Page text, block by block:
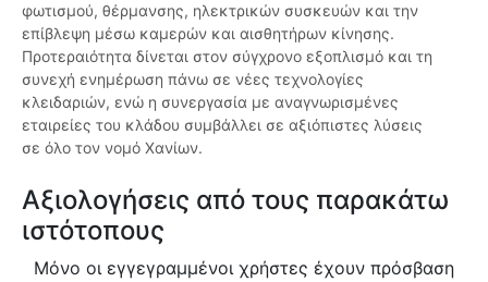
φωτισμού, θέρμανσης, ηλεκτρικών συσκευών και την
επίβλεψη μέσω καμερών και αισθητήρων κίνησης.
Προτεραιότητα δίνεται στον σύγχρονο εξοπλισμό και τη
συνεχή ενημέρωση πάνω σε νέες τεχνολογίες
κλειδαριών, ενώ η συνεργασία με αναγνωρισμένες
εταιρείες του κλάδου συμβάλλει σε αξιόπιστες λύσεις
σε όλο τον νομό Χανίων.
Αξιολογήσεις από τους παρακάτω
ιστότοπους
Μόνο οι εγγεγραμμένοι χρήστες έχουν πρόσβαση